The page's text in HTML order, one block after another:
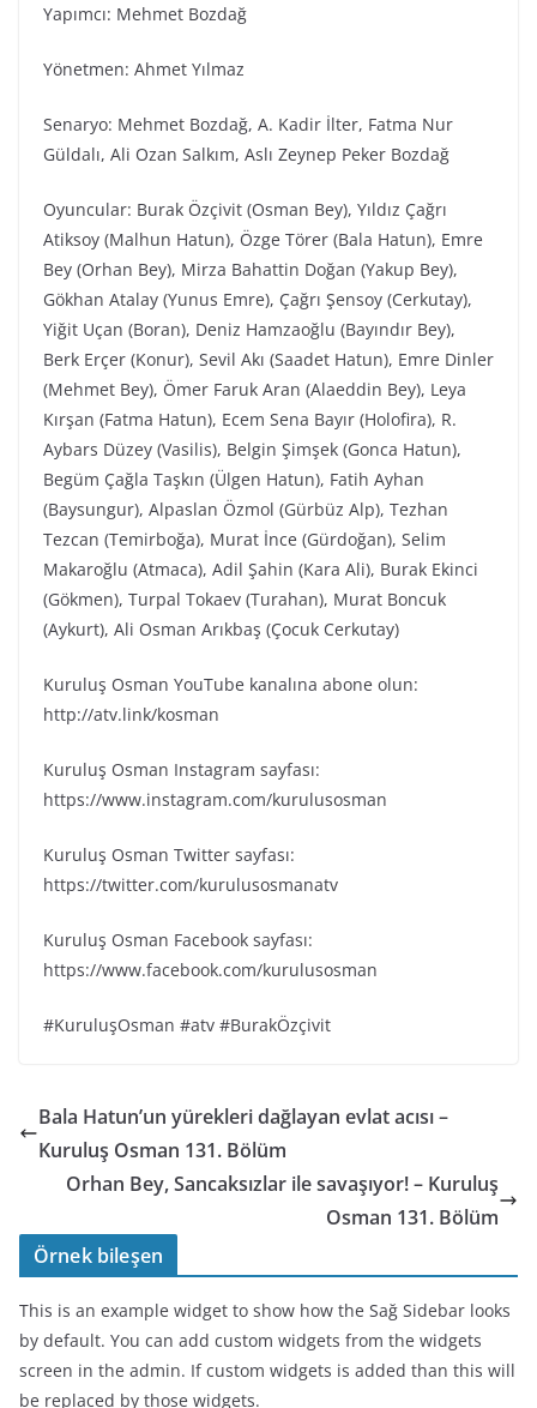
Yapımcı: Mehmet Bozdağ
Yönetmen: Ahmet Yılmaz
Senaryo: Mehmet Bozdağ, A. Kadir İlter, Fatma Nur
Güldalı, Ali Ozan Salkım, Aslı Zeynep Peker Bozdağ
Oyuncular: Burak Özçivit (Osman Bey), Yıldız Çağrı
Atiksoy (Malhun Hatun), Özge Törer (Bala Hatun), Emre
Bey (Orhan Bey), Mirza Bahattin Doğan (Yakup Bey),
Gökhan Atalay (Yunus Emre), Çağrı Şensoy (Cerkutay),
Yiğit Uçan (Boran), Deniz Hamzaoğlu (Bayındır Bey),
Berk Erçer (Konur), Sevil Akı (Saadet Hatun), Emre Dinler
(Mehmet Bey), Ömer Faruk Aran (Alaeddin Bey), Leya
Kırşan (Fatma Hatun), Ecem Sena Bayır (Holofira), R.
Aybars Düzey (Vasilis), Belgin Şimşek (Gonca Hatun),
Begüm Çağla Taşkın (Ülgen Hatun), Fatih Ayhan
(Baysungur), Alpaslan Özmol (Gürbüz Alp), Tezhan
Tezcan (Temirboğa), Murat İnce (Gürdoğan), Selim
Makaroğlu (Atmaca), Adil Şahin (Kara Ali), Burak Ekinci
(Gökmen), Turpal Tokaev (Turahan), Murat Boncuk
(Aykurt), Ali Osman Arıkbaş (Çocuk Cerkutay)
Kuruluş Osman YouTube kanalına abone olun:
http://atv.link/kosman
Kuruluş Osman Instagram sayfası:
https://www.instagram.com/kurulusosman
Kuruluş Osman Twitter sayfası:
https://twitter.com/kurulusosmanatv
Kuruluş Osman Facebook sayfası:
https://www.facebook.com/kurulusosman
#KuruluşOsman #atv #BurakÖzçivit
Bala Hatun’un yürekleri dağlayan evlat acısı –
Kuruluş Osman 131. Bölüm
Orhan Bey, Sancaksızlar ile savaşıyor! – Kuruluş
Osman 131. Bölüm
Örnek bileşen
This is an example widget to show how the Sağ Sidebar looks
by default. You can add custom widgets from the widgets
screen in the admin. If custom widgets is added than this will
be replaced by those widgets.